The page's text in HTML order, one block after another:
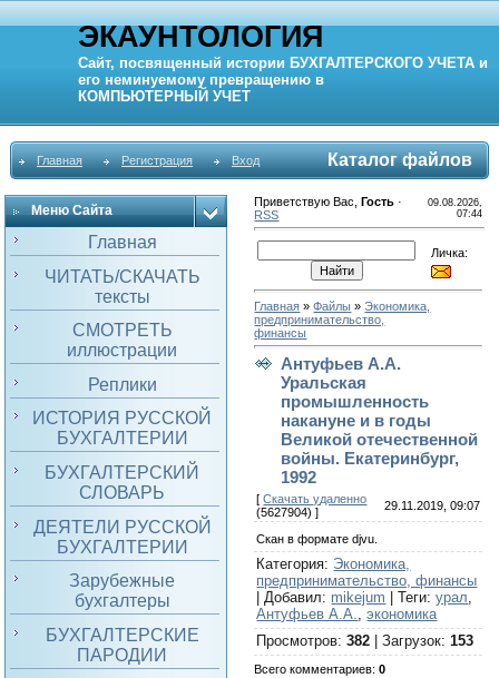
ЭКАУНТОЛОГИЯ
Сайт, посвященный истории БУХГАЛТЕРСКОГО УЧЕТА и
его неминуемому превращению в
КОМПЬЮТЕРНЫЙ УЧЕТ
Главная Регистрация Вход Каталог файлов
Меню Сайта
Главная
ЧИТАТЬ/СКАЧАТЬ
тексты
СМОТРЕТЬ
иллюстрации
Реплики
ИСТОРИЯ РУССКОЙ
БУХГАЛТЕРИИ
БУХГАЛТЕРСКИЙ
СЛОВАРЬ
ДЕЯТЕЛИ РУССКОЙ
БУХГАЛТЕРИИ
Зарубежные
бухгалтеры
БУХГАЛТЕРСКИЕ
ПАРОДИИ
Приветствую Вас ,Гость ·
RSS
09.08.2026,
07:44
Личка:
Главная »Файлы »Экономика,
предпринимательство,
финансы
Антуфьев А.А.
Уральская
промышленность
накануне и в годы
Великой отечественной
войны. Екатеринбург,
1992
[Скачать удаленно
(5627904) ]
29.11.2019, 09:07
Скан в формате djvu.
Категория: Экономика,
предпринимательство, финансы
|Добавил: mikejum |Теги:урал,
Антуфьев А.А.,экономика
Просмотров:382 |Загрузок:153
Всего комментариев:0